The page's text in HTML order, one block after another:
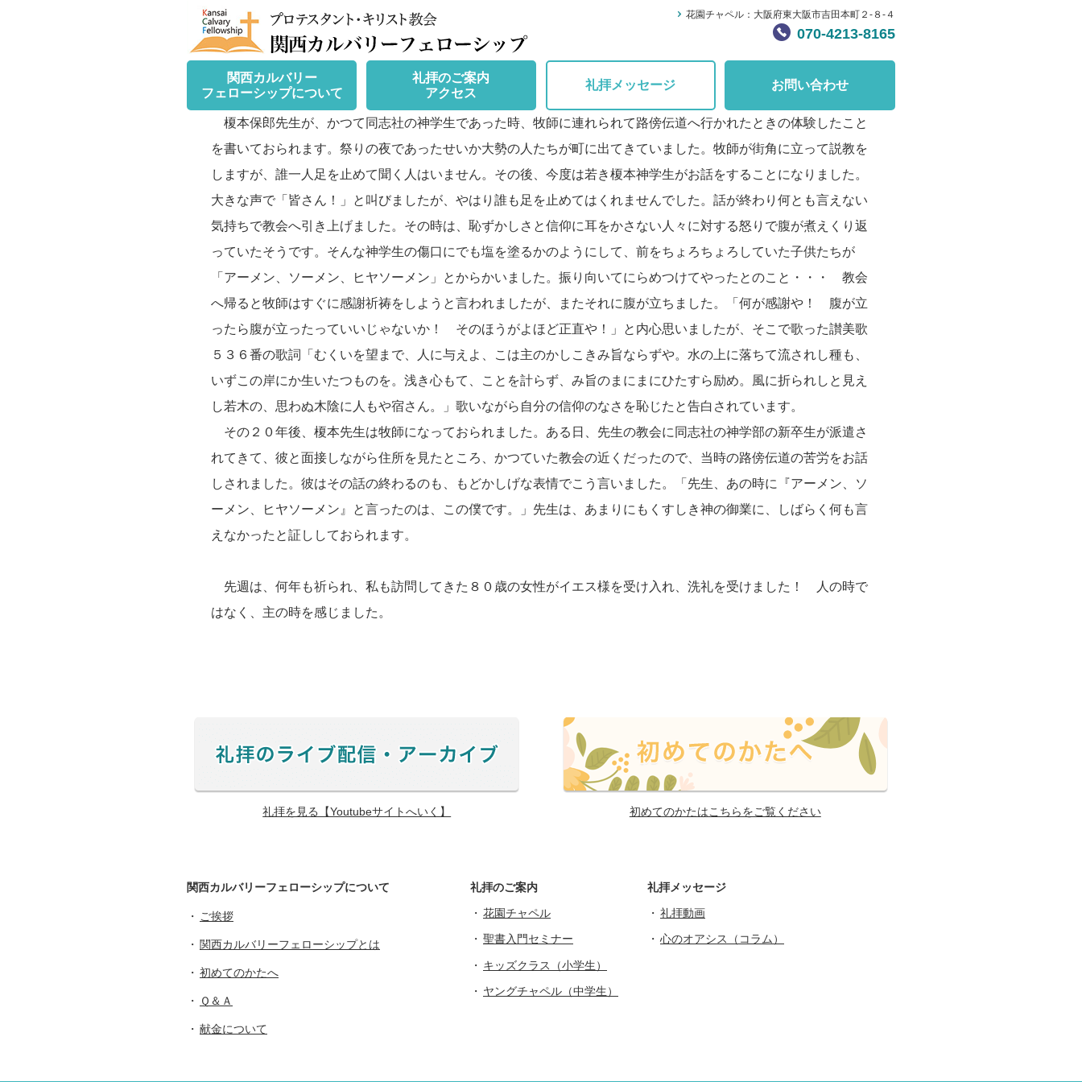
花園チャペル：大阪府東大阪市吉田本町２-８-４
070-4213-8165
関西カルバリー
フェローシップについて
礼拝のご案内
アクセス
礼拝メッセージ お問い合わせ
榎本保郎先生が、かつて同志社の神学生であった時、牧師に連れられて路傍伝道へ行かれたときの体験したこと
を書いておられます。祭りの夜であったせいか大勢の人たちが町に出てきていました。牧師が街角に立って説教を
しますが、誰一人足を止めて聞く人はいません。その後、今度は若き榎本神学生がお話をすることになりました。
大きな声で「皆さん！」と叫びましたが、やはり誰も足を止めてはくれませんでした。話が終わり何とも言えない
気持ちで教会へ引き上げました。その時は、恥ずかしさと信仰に耳をかさない人々に対する怒りで腹が煮えくり返
っていたそうです。そんな神学生の傷口にでも塩を塗るかのようにして、前をちょろちょろしていた子供たちが
「アーメン、ソーメン、ヒヤソーメン」とからかいました。振り向いてにらめつけてやったとのこと・・・ 教会
へ帰ると牧師はすぐに感謝祈祷をしようと言われましたが、またそれに腹が立ちました。「何が感謝や！ 腹が立
ったら腹が立ったっていいじゃないか！ そのほうがよほど正直や！」と内心思いましたが、そこで歌った讃美歌
５３６番の歌詞「むくいを望まで、人に与えよ、こは主のかしこきみ旨ならずや。水の上に落ちて流されし種も、
いずこの岸にか生いたつものを。浅き心もて、ことを計らず、み旨のまにまにひたすら励め。風に折られしと見え
し若木の、思わぬ木陰に人もや宿さん。」歌いながら自分の信仰のなさを恥じたと告白されています。
その２０年後、榎本先生は牧師になっておられました。ある日、先生の教会に同志社の神学部の新卒生が派遣さ
れてきて、彼と面接しながら住所を見たところ、かつていた教会の近くだったので、当時の路傍伝道の苦労をお話
しされました。彼はその話の終わるのも、もどかしげな表情でこう言いました。「先生、あの時に『アーメン、ソ
ーメン、ヒヤソーメン』と言ったのは、この僕です。」先生は、あまりにもくすしき神の御業に、しばらく何も言
えなかったと証ししておられます。
先週は、何年も祈られ、私も訪問してきた８０歳の女性がイエス様を受け入れ、洗礼を受けました！ 人の時で
はなく、主の時を感じました。
礼拝を見る【Youtubeサイトへいく】 初めてのかたはこちらをご覧ください
関西カルバリーフェローシップについて
ご挨拶
関西カルバリーフェローシップとは
初めてのかたへ
Ｑ＆Ａ
献金について
礼拝のご案内
花園チャペル
聖書入門セミナー
キッズクラス（小学生）
ヤングチャペル（中学生）
礼拝メッセージ
礼拝動画
心のオアシス（コラム）